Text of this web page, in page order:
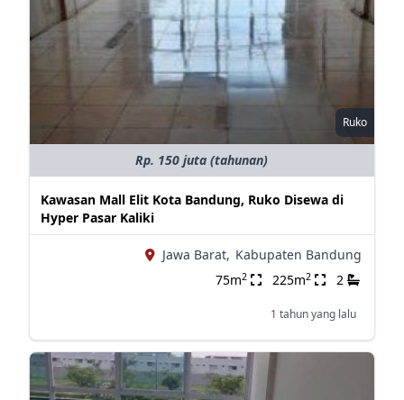
Ruko
Rp. 150 juta (tahunan)
Kawasan Mall Elit Kota Bandung, Ruko Disewa di
Hyper Pasar Kaliki
Jawa Barat, Kabupaten Bandung
75m2 225m2 2
1 tahun yang lalu